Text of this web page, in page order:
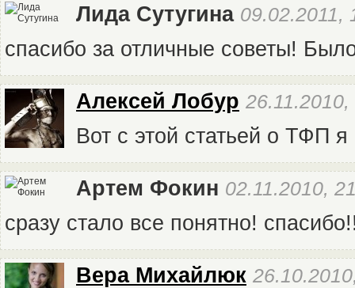
Лида Сутугина 09.02.2011,
спасибо за отличные советы!
Алексей Лобур
Вот с этой статьей о ТФП
Артем Фокин 02.11.2010,
сразу стало все понятно!
Вера Михайлюк